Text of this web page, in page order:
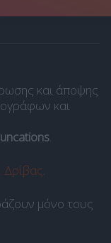
και άποψης
και
.
Δρίβας.
μόνο τους